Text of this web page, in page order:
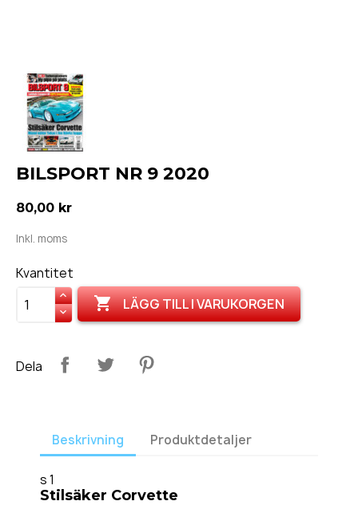
BILSPORT NR 9 2020
80,00 kr
Inkl. moms
Kvantitet
 LÄGG TILL I VARUKORGEN
Dela
Beskrivning Produktdetaljer
s 1
Stilsäker Corvette